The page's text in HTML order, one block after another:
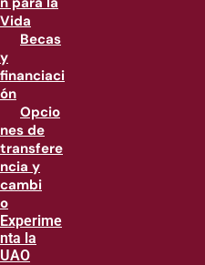
Vida
Becas
y
financiaci
ón
Opcio
nes de
transfere
ncia y
cambi
o
Experime
nta la
UAO